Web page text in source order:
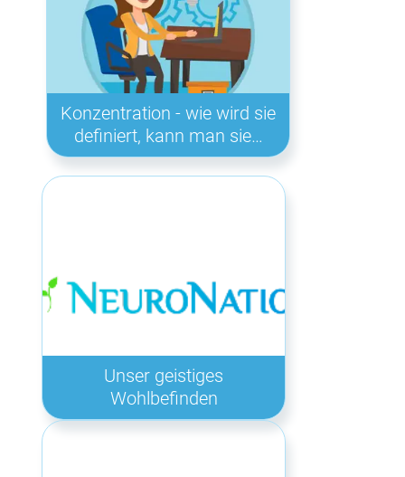
Konzentration - wie wird sie
definiert, kann man sie…
Unser geistiges
Wohlbefinden